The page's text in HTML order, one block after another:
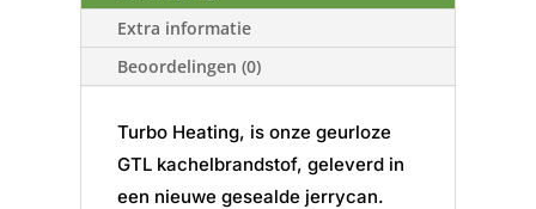
Extra informatie
Beoordelingen (0)
Turbo Heating, is onze geurloze
GTL kachelbrandstof, geleverd in
een nieuwe gesealde jerrycan.